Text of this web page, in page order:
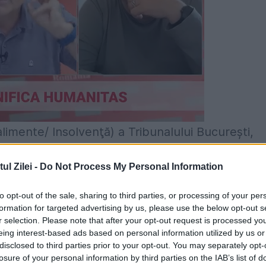
Zilei - Do Not Process My Personal Information
opt-out of the sale, sharing to third parties, or processing of your
for targeted advertising by us, please use the below opt-out
selection. Please note that after your opt-out request is processed
interest-based ads based on personal information utilized by us
to third parties prior to your opt-out. You may separately
of your personal information by third parties on the IAB’s list of
Insolvenţă) a Tribunalului Bucureşti,
au decis, ca magistrați, soarta unor
în insolvenţă sau de respingere a
Metro Cash & Carry, Carrefour sau
de angajați şi cu active de milioane de euro.